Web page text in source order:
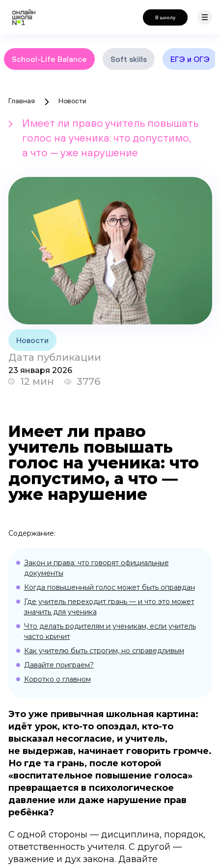
В школу
School-Life Balance Soft skills ЕГЭ и ОГЭ
Главная Новости
Имеет ли право учитель повышать
голос на ученика: что допустимо,
а что — уже нарушение
Новости
12 мин 3776
Дата публикации
23 января 2026
Имеет ли право
учитель повышать
голос на ученика: что
допустимо, а что —
уже нарушение
Содержание:
Закон и права: что говорят официальные
документы
Когда повышенный голос может быть оправдан
Где учитель переходит грань — и что это может
значить для ученика
Что делать родителям и ученикам, если учитель
часто кричит
Как учителю быть строгим, но справедливым
Давайте поиграем?
Коротко о главном
Это уже привычная школьная картина:
идёт урок, кто-то опоздал, кто-то
высказал несогласие, и учитель,
не выдержав, начинает говорить громче.
Но где та грань, после которой
«воспитательное повышение голоса»
превращается в психологическое
давление или даже нарушение прав
ребёнка?
С одной стороны — дисциплина, порядок,
ответственность учителя. С другой —
уважение и дух закона. Давайте